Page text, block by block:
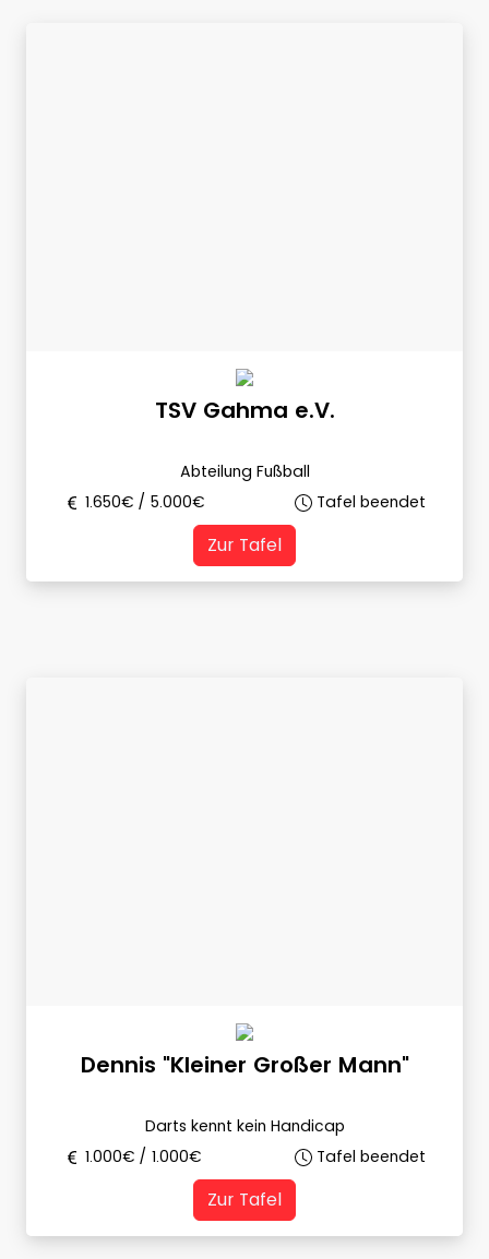
TSV Gahma e.V.
Abteilung Fußball
1.650€ / 5.000€ Tafel beendet
Zur Tafel
Dennis "Kleiner Großer Mann"
Darts kennt kein Handicap
1.000€ / 1.000€ Tafel beendet
Zur Tafel